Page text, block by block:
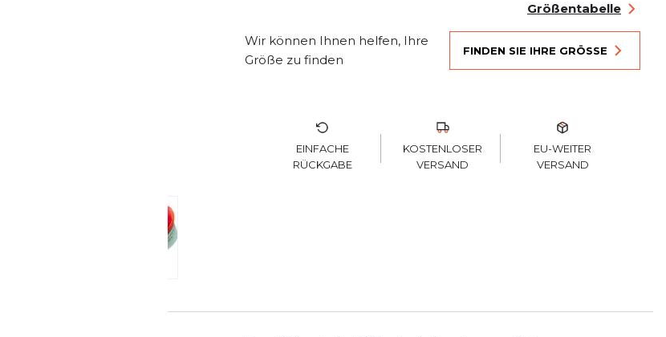
Größentabelle
Wir können Ihnen helfen, Ihre
Größe zu finden
FINDEN SIE IHRE GRÖSSE
EINFACHE
RÜCKGABE
KOSTENLOSER
VERSAND
EU-WEITER
VERSAND